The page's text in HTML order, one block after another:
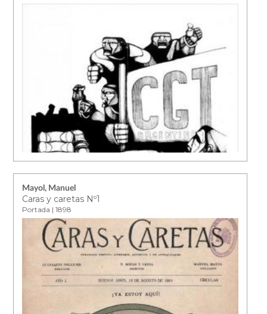
Mayol, Manuel
Caras y caretas Nº1
Portada | 1898